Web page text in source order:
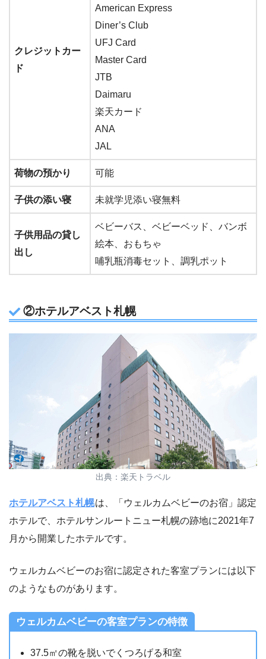
クレジットカー
ド
American Express
Diner’s Club
UFJ Card
Master Card
JTB
Daimaru
楽天カード
ANA
JAL
荷物の預かり 可能
子供の添い寝 未就学児添い寝無料
子供用品の貸し
出し
ベビーバス、ベビーベッド、バンボ
絵本、おもちゃ
哺乳瓶消毒セット、調乳ポット
②ホテルアベスト札幌
出典：楽天トラベル
ホテルアベスト札幌は、「ウェルカムベビーのお宿」認定
ホテルで、ホテルサンルートニュー札幌の跡地に2021年7
月から開業したホテルです。
ウェルカムベビーのお宿に認定された客室プランには以下
のようなものがあります。
ウェルカムベビーの客室プランの特徴
37.5㎡の靴を脱いでくつろげる和室